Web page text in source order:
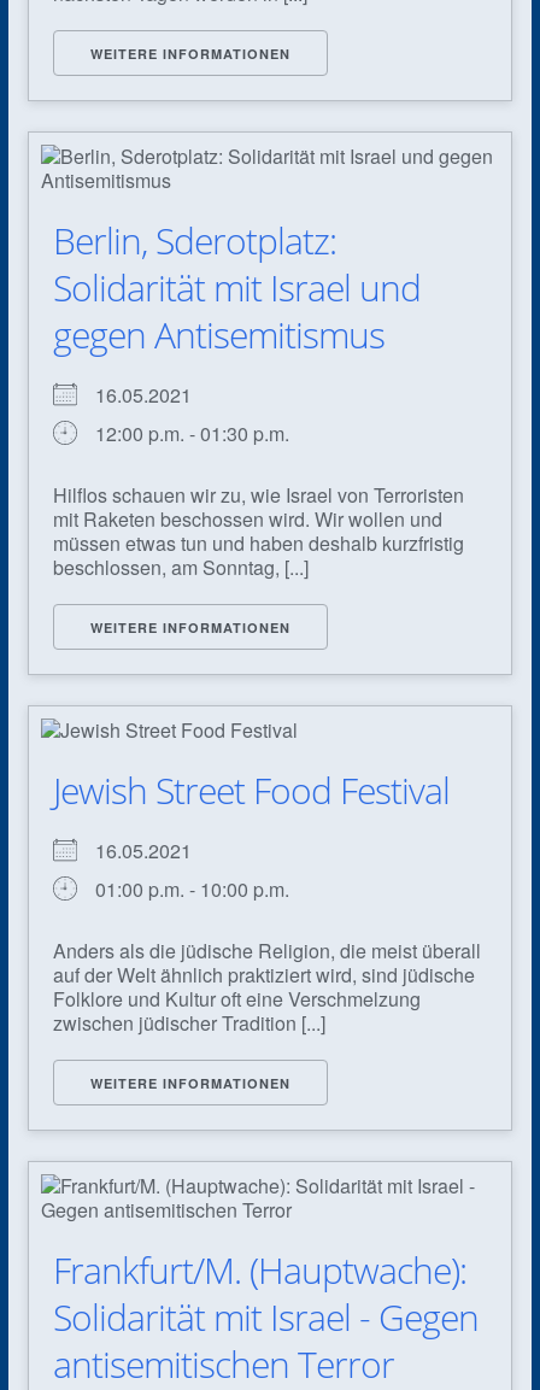
WEITERE INFORMATIONEN
Berlin, Sderotplatz:
Solidarität mit Israel und
gegen Antisemitismus
16.05.2021
12:00 p.m. - 01:30 p.m.
Hilflos schauen wir zu, wie Israel von Terroristen
mit Raketen beschossen wird. Wir wollen und
müssen etwas tun und haben deshalb kurzfristig
beschlossen, am Sonntag, [...]
WEITERE INFORMATIONEN
Jewish Street Food Festival
16.05.2021
01:00 p.m. - 10:00 p.m.
Anders als die jüdische Religion, die meist überall
auf der Welt ähnlich praktiziert wird, sind jüdische
Folklore und Kultur oft eine Verschmelzung
zwischen jüdischer Tradition [...]
WEITERE INFORMATIONEN
Frankfurt/M. (Hauptwache):
Solidarität mit Israel - Gegen
antisemitischen Terror